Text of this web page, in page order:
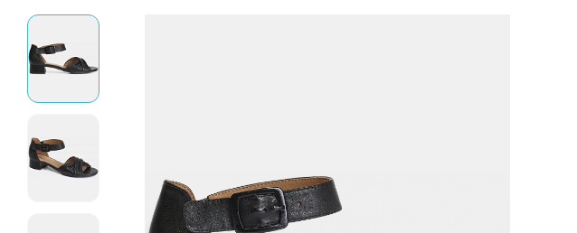
Женщинам
Мужчинам
Капсула